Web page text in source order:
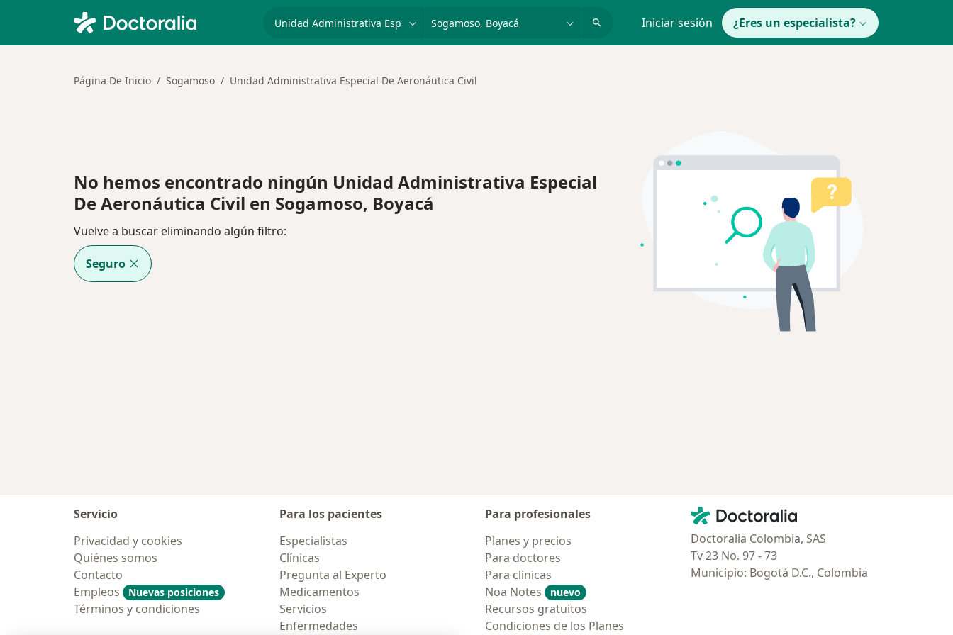
Iniciar sesión ¿Eres un especialista?
Página De Inicio Sogamoso Unidad Administrativa Especial De Aeronáutica Civil
No hemos encontrado ningún Unidad Administrativa Especial
De Aeronáutica Civil en Sogamoso, Boyacá
Vuelve a buscar eliminando algún filtro:
Seguro
Servicio
Privacidad y cookies
Quiénes somos
Contacto
Empleos
Nuevas posiciones
Términos y condiciones
Para los pacientes
Especialistas
Clínicas
Pregunta al Experto
Medicamentos
Servicios
Enfermedades
Para profesionales
Planes y precios
Para doctores
Para clinicas
Noa Notes
nuevo
Recursos gratuitos
Condiciones de los Planes
Contacto
Doctoralia - Página de inicio
Doctoralia Colombia, SAS
Tv 23 No. 97 - 73
Municipio: Bogotá D.C., Colombia